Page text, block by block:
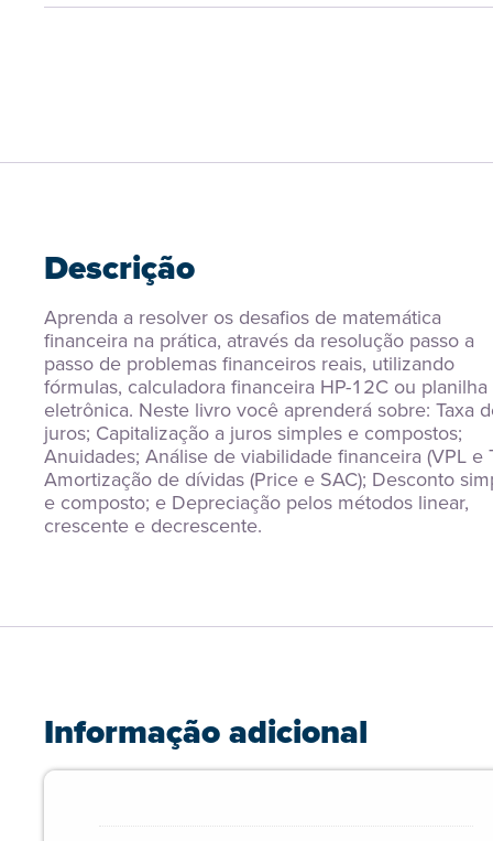
Descrição
Aprenda a resolver os desafios de matemática
financeira na prática, através da resolução passo a
passo de problemas financeiros reais, utilizando
fórmulas, calculadora financeira HP-12C ou planilha
eletrônica. Neste livro você aprenderá sobre: Taxa
juros; Capitalização a juros simples e compostos;
Anuidades; Análise de viabilidade financeira (VPL e
Amortização de dívidas (Price e SAC); Desconto
e composto; e Depreciação pelos métodos linear,
crescente e decrescente.
Informação adicional